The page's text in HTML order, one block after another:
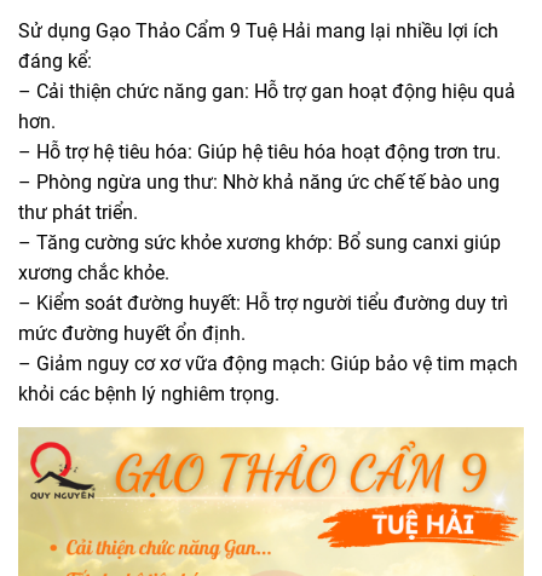
Sử dụng Gạo Thảo Cẩm 9 Tuệ Hải mang lại nhiều lợi ích
đáng kể:
– Cải thiện chức năng gan: Hỗ trợ gan hoạt động hiệu quả
hơn.
– Hỗ trợ hệ tiêu hóa: Giúp hệ tiêu hóa hoạt động trơn tru.
– Phòng ngừa ung thư: Nhờ khả năng ức chế tế bào ung
thư phát triển.
– Tăng cường sức khỏe xương khớp: Bổ sung canxi giúp
xương chắc khỏe.
– Kiểm soát đường huyết: Hỗ trợ người tiểu đường duy trì
mức đường huyết ổn định.
– Giảm nguy cơ xơ vữa động mạch: Giúp bảo vệ tim mạch
khỏi các bệnh lý nghiêm trọng.